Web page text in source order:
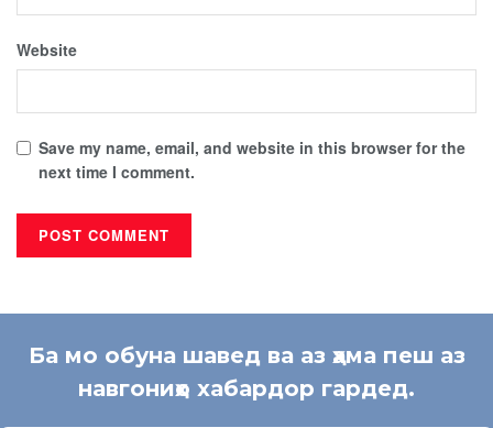
Website
Save my name, email, and website in this browser for the
next time I comment.
Ба мо обуна шавед ва аз ҳама пеш аз
навгониҳо хабардор гардед.